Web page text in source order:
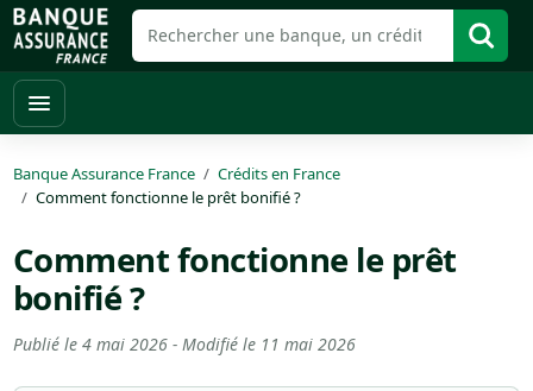
Banque Assurance France
Crédits en France
Comment fonctionne le prêt bonifié ?
Comment fonctionne le prêt
bonifié ?
Publié le 4 mai 2026- Modifié le 11 mai 2026